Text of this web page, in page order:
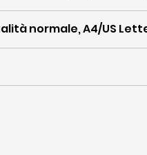
normale, A4/US